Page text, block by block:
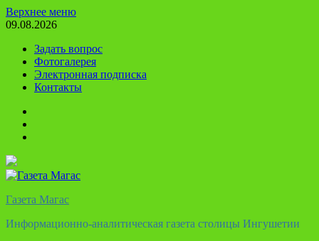
Перейти
к
Верхнее меню
09.08.2026
Задать вопрос
Фотогалерея
Электронная подписка
Контакты
Газета Магас
Информационно-аналитическая газета столицы Ингушетии